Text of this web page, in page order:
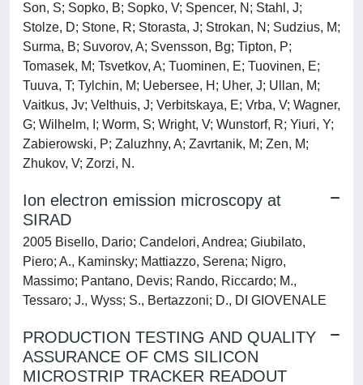
Son, S; Sopko, B; Sopko, V; Spencer, N; Stahl, J;
Stolze, D; Stone, R; Storasta, J; Strokan, N; Sudzius, M;
Surma, B; Suvorov, A; Svensson, Bg; Tipton, P;
Tomasek, M; Tsvetkov, A; Tuominen, E; Tuovinen, E;
Tuuva, T; Tylchin, M; Uebersee, H; Uher, J; Ullan, M;
Vaitkus, Jv; Velthuis, J; Verbitskaya, E; Vrba, V; Wagner,
G; Wilhelm, I; Worm, S; Wright, V; Wunstorf, R; Yiuri, Y;
Zabierowski, P; Zaluzhny, A; Zavrtanik, M; Zen, M;
Zhukov, V; Zorzi, N.
Ion electron emission microscopy at
SIRAD
2005 Bisello, Dario; Candelori, Andrea; Giubilato,
Piero; A., Kaminsky; Mattiazzo, Serena; Nigro,
Massimo; Pantano, Devis; Rando, Riccardo; M.,
Tessaro; J., Wyss; S., Bertazzoni; D., DI GIOVENALE
PRODUCTION TESTING AND QUALITY
ASSURANCE OF CMS SILICON
MICROSTRIP TRACKER READOUT